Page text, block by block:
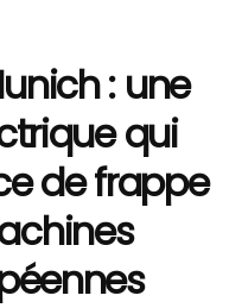
: une
qui
de frappe